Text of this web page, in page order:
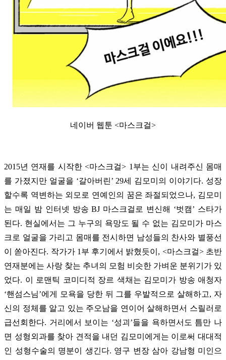
네이버 웹툰 <마스크걸>
2015년 연재를 시작한 <마스크걸> 1부는 신이 내려주신 몸매
를 가졌지만 얼굴을 ‘갈아버린’ 29세 김모미의 이야기다. 성장
할수록 역변하는 외모로 연예인의 꿈은 좌절되었으나, 김모미
는 매일 밤 인터넷 방송 BJ 마스크걸로 변신해 ‘벗캠’ 스타가
된다. 현실에서는 그 누구의 욕망도 될 수 없는 김모미가 마스
크로 얼굴을 가리고 몸매를 전시하면 남성들의 찬사와 별풍선
이 쏟아진다. 작가가 1부 후기에서 밝혔듯이, <마스크걸> 초반
연재분에는 사랑 찾는 추녀의 모험 비슷한 가벼운 분위기가 있
었다. 이 로맨틱 코미디적 장르 색채는 김모미가 방송 애청자
‘핸섬스님’에게 모욕을 당한 뒤 그를 우발적으로 살해하고, 자
신의 정체를 알고 있는 주오남을 연이어 살해하면서 스릴러로
급선회한다. 거리에서 보이는 ‘성괴’들을 욕하면서도 틈만 나
면 성형외과를 찾아 견적을 내던 김모미에게는 이로써 대대적
인 성형수술의 명분이 생긴다. 영구 변장 삼아 강남형 미인으